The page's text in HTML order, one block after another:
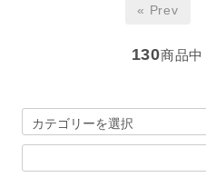
« Prev
130商品中